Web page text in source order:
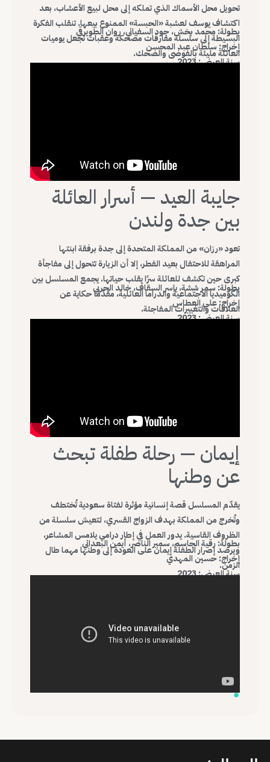
تحويل محل الأسماك الذي تملكه إلى محل لبيع الأعشاب، بعد
اكتشاف يوسف لعشبة «الحبسة» الممنوع بيعها. تنقلب الفكرة
البسيطة إلى سلسلة مفارقات مضحكة وعقبات تجعل يوميات
العائلة مليئة بالفوضى والضحك.
بطولة: محمد بخش، جود السفياني، روان الطويرقي
إخراج: سلطان عبد المحسن
سنة العرض: 2023
جايبة العيد — أسرار العائلة
بين جدة ولندن
تعود «رزان» من المملكة المتحدة إلى جدة برفقة ابنتها
المراهقة للاحتفال بعيد الفطر، إلا أن الزيارة تتحول إلى مفاجأة
كبرى حين تكشف للعائلة سرًا يقلب حياتها. يجمع المسلسل بين
الكوميديا الاجتماعية والدراما العائلية، مقدّمًا حكاية عن
العلاقات والتغييرات المفاجئة.
بطولة: سمر ششة، ياسر السقاف، خالد الحربي
إخراج: علي العطاس
سنة العرض: 2023
إيمان — رحلة طفلة تبحث
عن وطنها
يقدّم المسلسل قصة إنسانية مؤثرة لفتاة سعودية تُختطف
وتُخرج من المملكة بهدف الزواج القسري، لتعيش سلسلة من
الظروف القاسية. يدور العمل في إطار درامي يلامس المشاعر،
ويرصد إصرار الطفلة إيمان على العودة إلى وطنها مهما طال
الزمن.
بطولة: رقية الجاسم، سمير الناصر، أيمن البعداني
إخراج: حسين المهدي
سنة العرض: 2023